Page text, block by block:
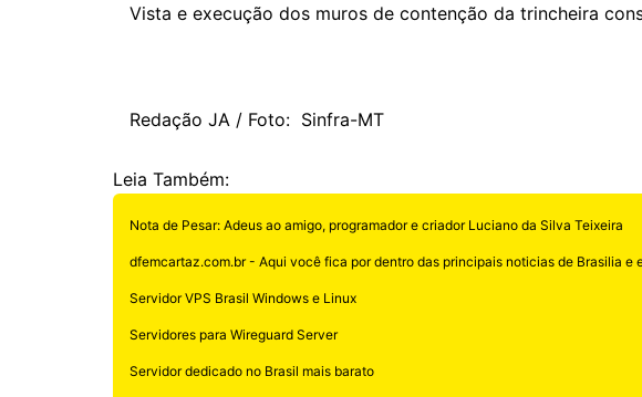
Vista e execução dos muros de contenção da trincheira
Redação JA / Foto: Sinfra-MT
Leia Também:
Nota de Pesar: Adeus ao amigo, programador e criador Luciano da Silva Teixeira
dfemcartaz.com.br - Aqui você fica por dentro das principais noticias de Brasilia e
Servidor VPS Brasil Windows e Linux
Servidores para Wireguard Server
Servidor dedicado no Brasil mais barato